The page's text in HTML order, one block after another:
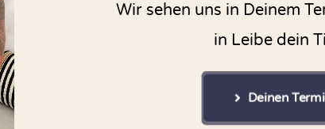
Wir sehen uns in Deinem
in Leibe dein
Deinen